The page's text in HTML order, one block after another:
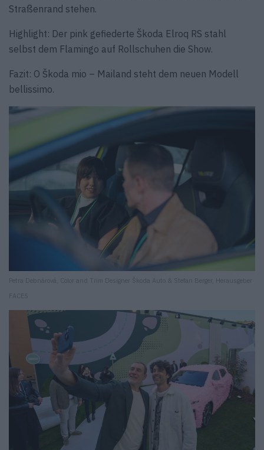
Straßenrand stehen.
Highlight: Der pink gefiederte Škoda Elroq RS stahl
selbst dem Flamingo auf Rollschuhen die Show.
Fazit: O Škoda mio – Mailand steht dem neuen Modell
bellissimo.
Petra Debnárová, Color and Trim Designer Škoda Auto & Stefan Berger, Herausgeber
FACES